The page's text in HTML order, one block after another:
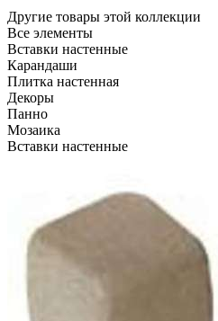
Другие товары этой коллекции
Все элементы
Вставки настенные
Карандаши
Плитка настенная
Декоры
Панно
Мозаика
Вставки настенные